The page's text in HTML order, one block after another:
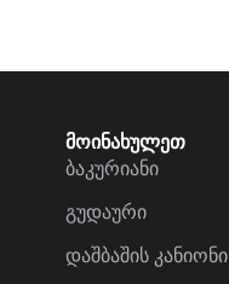
მოინახულეთ
ბაკურიანი
გუდაური
დაშბაშის კანიონი